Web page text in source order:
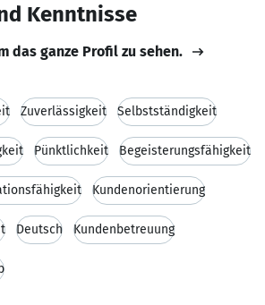
Kenntnisse
das ganze Profil zu sehen.
Zuverlässigkeit Selbstständigkeit
Pünktlichkeit Begeisterungsfähigkeit
Kundenorientierung
Deutsch Kundenbetreuung